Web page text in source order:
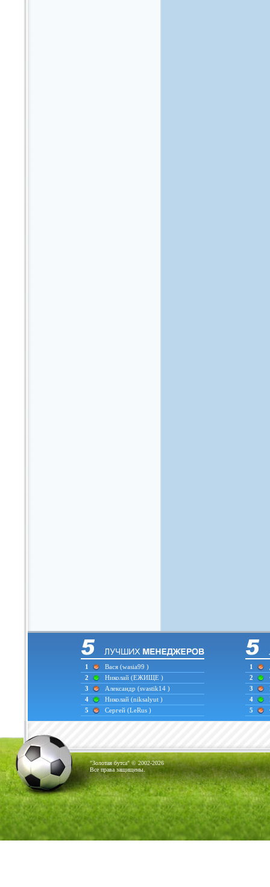
1 Вася (wasia99 )
2
Николай (ЕЖИЩЕ )
3
Александр (svastik14 )
4
Николай (niksalyut )
5
Сергей (LeRus )
1
2
3
4
5
"Золотая бутса" © 2002-2026
Все права защищены.